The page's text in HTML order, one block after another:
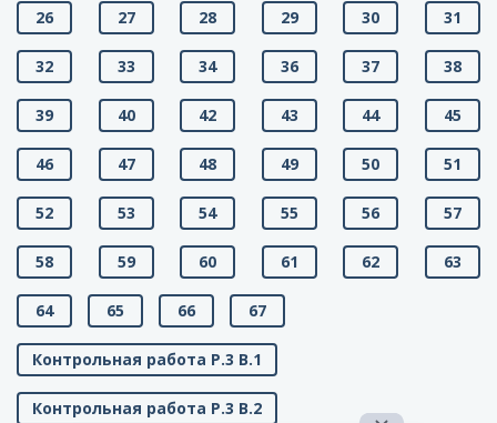
26 27 28 29 30 31
32 33 34 36 37 38
39 40 42 43 44 45
46 47 48 49 50 51
52 53 54 55 56 57
58 59 60 61 62 63
64 65 66 67
Контрольная работа Р.3 В.1
Контрольная работа Р.3 В.2